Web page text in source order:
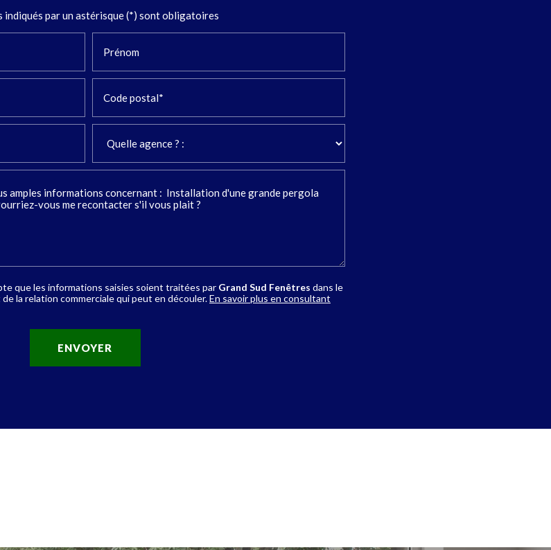
indiqués par un astérisque (*) sont obligatoires
Prénom
Code postal*
que les informations saisies soient traitées par Grand Sud Fenêtres dans le
la relation commerciale qui peut en découler.En savoir plus en consultant